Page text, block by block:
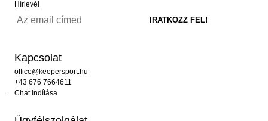
Hírlevél
Kapcsolat
office@keepersport.hu
+43 676 7664611
Chat indítása